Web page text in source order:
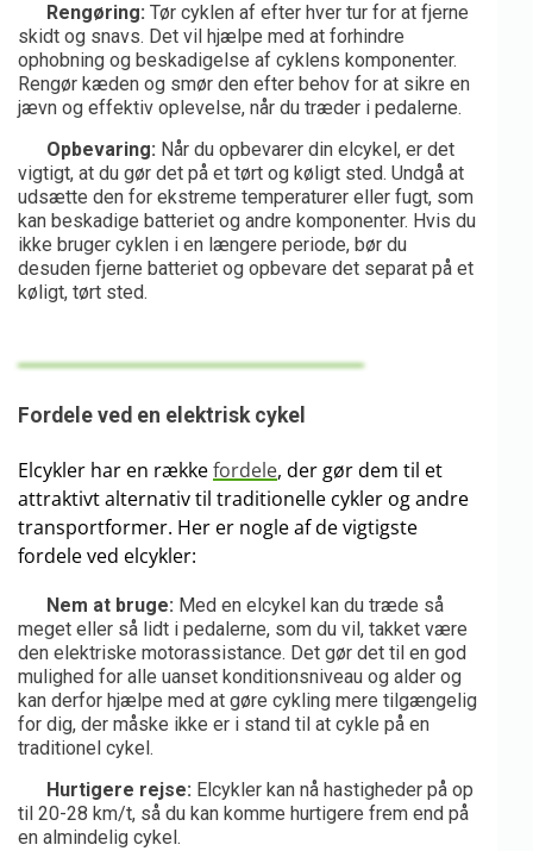
Rengøring: Tør cyklen af efter hver tur for at fjerne
skidt og snavs. Det vil hjælpe med at forhindre
ophobning og beskadigelse af cyklens komponenter.
Rengør kæden og smør den efter behov for at sikre en
jævn og effektiv oplevelse, når du træder i pedalerne.
Opbevaring: Når du opbevarer din elcykel, er det
vigtigt, at du gør det på et tørt og køligt sted. Undgå at
udsætte den for ekstreme temperaturer eller fugt, som
kan beskadige batteriet og andre komponenter. Hvis du
ikke bruger cyklen i en længere periode, bør du
desuden fjerne batteriet og opbevare det separat på et
køligt, tørt sted.
Fordele ved en elektrisk cykel
Elcykler har en rækkefordele, der gør dem til et
attraktivt alternativ til traditionelle cykler og andre
transportformer. Her er nogle af de vigtigste
fordele ved elcykler:
Nem at bruge: Med en elcykel kan du træde så
meget eller så lidt i pedalerne, som du vil, takket være
den elektriske motorassistance. Det gør det til en god
mulighed for alle uanset konditionsniveau og alder og
kan derfor hjælpe med at gøre cykling mere tilgængelig
for dig, der måske ikke er i stand til at cykle på en
traditionel cykel.
Hurtigere rejse: Elcykler kan nå hastigheder på op
til 20-28 km/t, så du kan komme hurtigere frem end på
en almindelig cykel.